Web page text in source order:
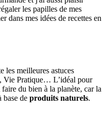
les papilles de mes
dans mes idées de recettes en
les meilleures astuces
Vie Pratique… L’idéal pour
du bien à la planète, car la
base de produits naturels.